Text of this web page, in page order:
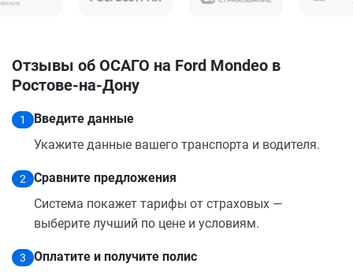
Отзывы об ОСАГО на Ford Mondeo в
Ростове-на-Дону
1
Введите данные
Укажите данные вашего транспорта и водителя.
2
Сравните предложения
Система покажет тарифы от страховых —
выберите лучший по цене и условиям.
3
Оплатите и получите полис